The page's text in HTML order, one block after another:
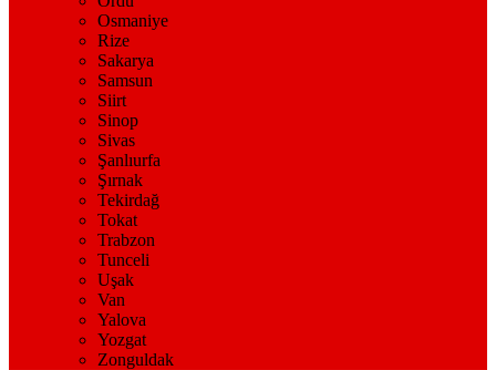
Osmaniye
Rize
Sakarya
Samsun
Siirt
Sinop
Sivas
Şanlıurfa
Şırnak
Tekirdağ
Tokat
Trabzon
Tunceli
Uşak
Van
Yalova
Yozgat
Zonguldak